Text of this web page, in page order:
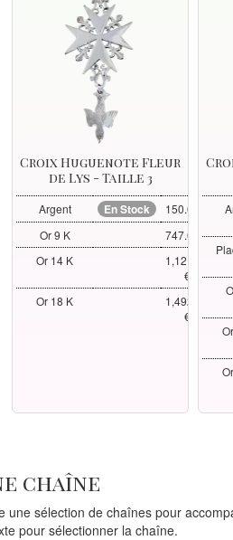
Croix Huguenote Fleur
de Lys - Taille 3
Argent En Stock
150.00 €
Or 9 K
747.00 €
Or 14 K
1,121.00
€
Or 18 K
1,492.00
€
chaîne
une sélection de chaînes pour
pour sélectionner la chaîne.